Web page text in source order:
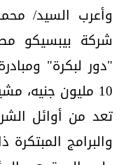
وأعرب السيد/
شركة بيبسيكو
"دور لبكرة"
10 مليون
تعد من أوائل
والبرامج المبتكرة